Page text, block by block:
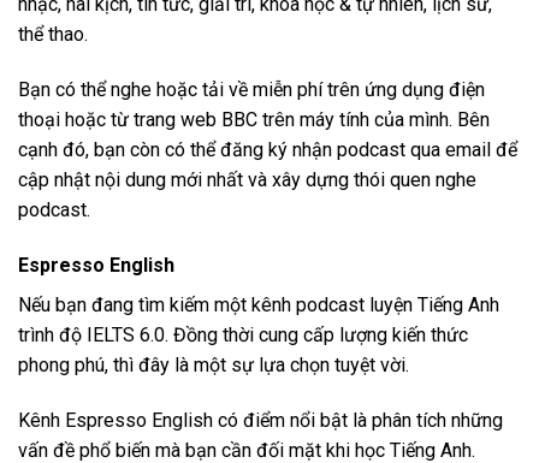
nhạc, hài kịch, tin tức, giải trí, khoa học & tự nhiên, lịch sử,
thể thao.
Bạn có thể nghe hoặc tải về miễn phí trên ứng dụng điện
thoại hoặc từ trang web BBC trên máy tính của mình. Bên
cạnh đó, bạn còn có thể đăng ký nhận podcast qua email để
cập nhật nội dung mới nhất và xây dựng thói quen nghe
podcast.
Espresso English
Nếu bạn đang tìm kiếm một kênh podcast luyện Tiếng Anh
trình độ IELTS 6.0. Đồng thời cung cấp lượng kiến thức
phong phú, thì đây là một sự lựa chọn tuyệt vời.
Kênh Espresso English có điểm nổi bật là phân tích những
vấn đề phổ biến mà bạn cần đối mặt khi học Tiếng Anh.